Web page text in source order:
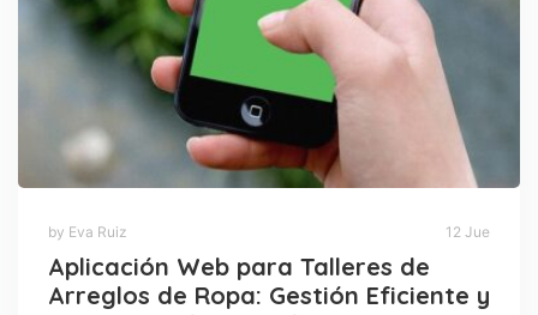
by Eva Ruiz 12 Jue
Aplicación Web para Talleres de
Arreglos de Ropa: Gestión Eficiente y